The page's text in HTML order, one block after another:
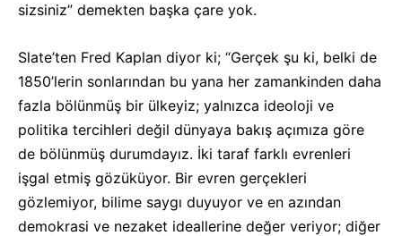
sizsiniz” demekten başka çare yok.
Slate’ten Fred Kaplan diyor ki; “Gerçek şu ki, belki de
1850’lerin sonlarından bu yana her zamankinden daha
fazla bölünmüş bir ülkeyiz; yalnızca ideoloji ve
politika tercihleri değil dünyaya bakış açımıza göre
de bölünmüş durumdayız. İki taraf farklı evrenleri
işgal etmiş gözüküyor. Bir evren gerçekleri
gözlemiyor, bilime saygı duyuyor ve en azından
demokrasi ve nezaket ideallerine değer veriyor; diğer